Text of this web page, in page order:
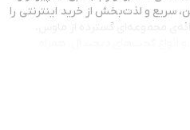
سریع و لذت‌بخش از خرید اینترنتی را
مجموعه‌ای گسترده از ماوس،
انواع گجت‌های دیجیتال، همراه
دارای اصالت و گارانتی معتبر
کنند. تیم پشتیبانی ما نیز همیشه
بهترین انتخاب را متناسب با نیاز